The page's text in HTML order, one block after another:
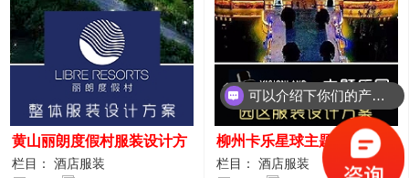
黄山丽朗度假村服装设计方
案
栏目： 酒店服装
柳州卡乐星球主题乐园园区
服装设计方案
栏目： 酒店服装
你们是怎么收费的呢？